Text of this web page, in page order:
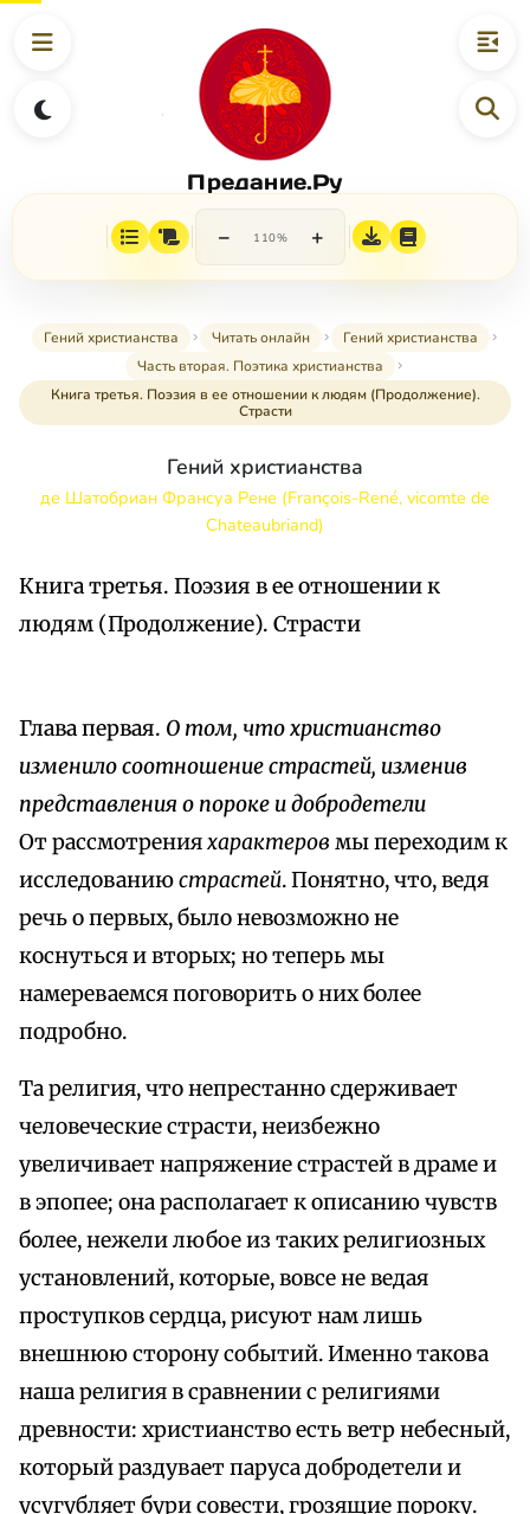
Предание.Ру
− 110% +
Гений христианства Читать онлайн
Гений христианства
Часть вторая. Поэтика христианства
Книга третья. Поэзия в ее отношении к людям (Продолжение).
Страсти
Гений христианства
де Шатобриан Франсуа Рене (François-René, vicomte de
Chateaubriand)
Книга третья. Поэзия в ее отношении к
людям (Продолжение). Страсти
Глава первая. О том, что христианство
изменило соотношение страстей, изменив
представления о пороке и добродетели
От рассмотренияхарактеров мы переходим к
исследованиюстрастей. Понятно, что, ведя
речь о первых, было невозможно не
коснуться и вторых; но теперь мы
намереваемся поговорить о них более
подробно.
Та религия, что непрестанно сдерживает
человеческие страсти, неизбежно
увеличивает напряжение страстей в драме и
в эпопее; она располагает к описанию чувств
более, нежели любое из таких религиозных
установлений, которые, вовсе не ведая
проступков сердца, рисуют нам лишь
внешнюю сторону событий. Именно такова
наша религия в сравнении с религиями
древности: христианство есть ветр небесный,
который раздувает паруса добродетели и
усугубляет бури совести, грозящие пороку.